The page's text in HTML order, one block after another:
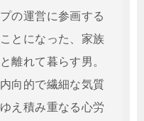
プの運営に参画する
ことになった、家族
と離れて暮らす男。
内向的で繊細な気質
ゆえ積み重なる心労